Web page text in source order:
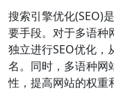
搜索引擎优化(SEO)
要手段。对于多语种
独立进行SEO优化，
名。同时，多语种网
性，提高网站的权重